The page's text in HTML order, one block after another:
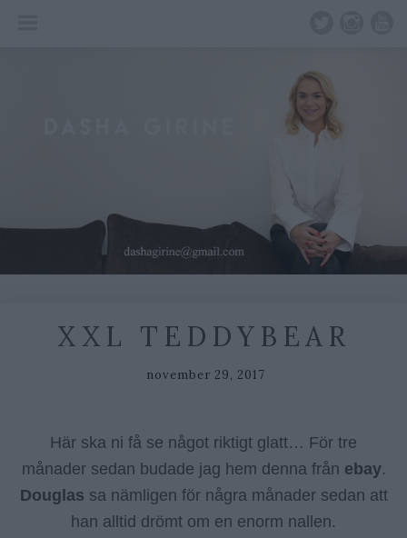
XXL TEDDYBEAR
november 29, 2017
Här ska ni få se något riktigt glatt… För tre
månader sedan budade jag hem denna från ebay.
Douglas sa nämligen för några månader sedan att
han alltid drömt om en enorm nallen.